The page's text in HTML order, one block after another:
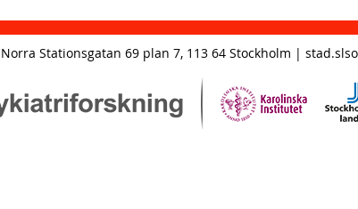
Stationsgatan 69 plan 7, 113 64 Stockholm |